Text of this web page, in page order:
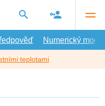
Numerický model
teplotami